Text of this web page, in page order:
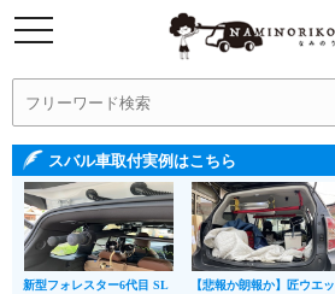
スバル車取付実例はこちら
新型フォレスター6代目 SL
【悲報か朗報か】匠ウエッ